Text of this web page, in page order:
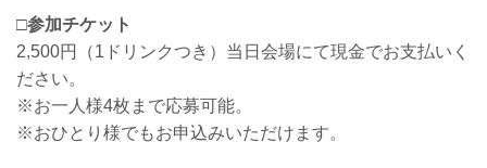
□参加チケット
2,500円（1ドリンクつき）当日会場にて現金でお支払いく
ださい。
※お一人様4枚まで応募可能。
※おひとり様でもお申込みいただけます。